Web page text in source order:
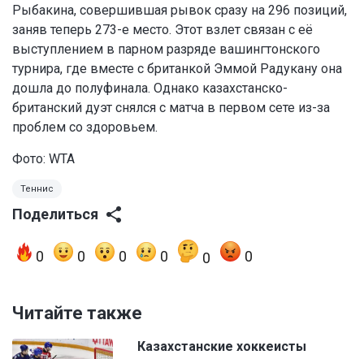
Рыбакина, совершившая рывок сразу на 296 позиций,
заняв теперь 273-е место. Этот взлет связан с её
выступлением в парном разряде вашингтонского
турнира, где вместе с британкой Эммой Радукану она
дошла до полуфинала. Однако казахстанско-
британский дуэт снялся с матча в первом сете из-за
проблем со здоровьем.
Фото: WTA
Теннис
Поделиться
0 0 0 0 0 0
Читайте также
Казахстанские хоккеисты